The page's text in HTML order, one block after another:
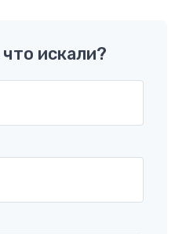
искали?